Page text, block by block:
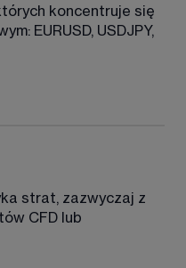
koncentruje się
EURUSD, USDJPY,
strat, zazwyczaj z
CFD lub